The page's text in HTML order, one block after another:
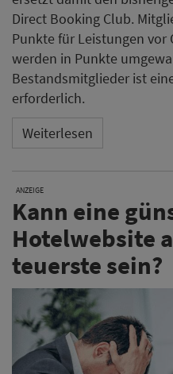
Direct Booking Club.
Punkte für Leistungen vor
werden in Punkte
Bestandsmitglieder ist
erforderlich.
Weiterlesen
ANZEIGE
Kann eine
Hotelwebsite
teuerste sein?